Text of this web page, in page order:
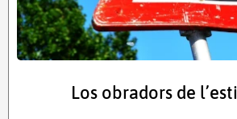
Los obradors de